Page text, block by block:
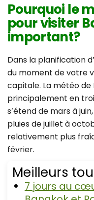
Pourquoi le
pour visiter
important?
Dans la planification
du moment de votre
capitale. La météo de
principalement en
s’étend de mars à
pluies de juillet à
relativement plus
février.
Meilleurs
7 jours au